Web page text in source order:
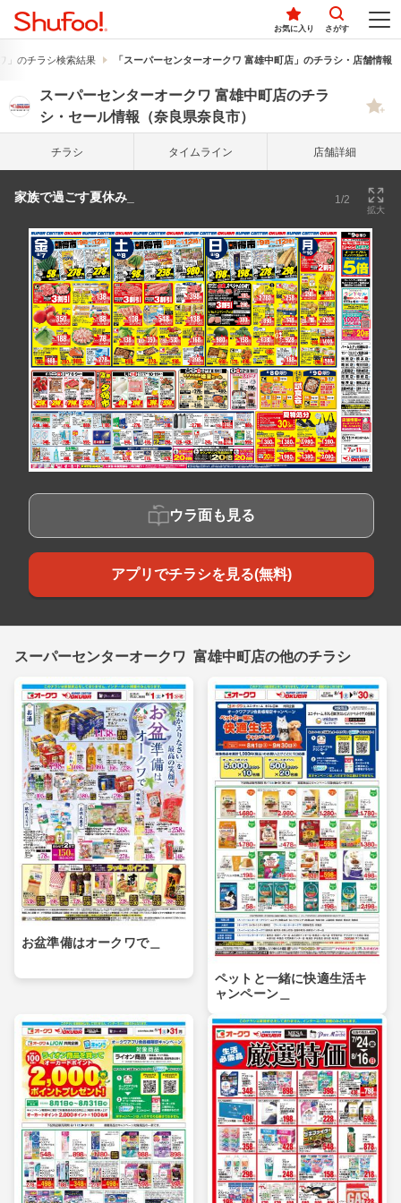
お気に入り さがす
」のチラシ検索結果 「スーパーセンターオークワ 富雄中町店」のチラシ・店舗情報
スーパーセンターオークワ 富雄中町店のチラ
シ・セール情報（奈良県奈良市）
チラシ タイム ライン 店舗詳細
家族で過ごす夏休み_ 1/2
拡大
ウラ面も見る
アプリでチラシを見る(無料)
スーパーセンターオークワ 富雄中町店の他のチラシ
お盆準備はオークワで＿
ペットと一緒に快適生活キ
ャンペーン＿